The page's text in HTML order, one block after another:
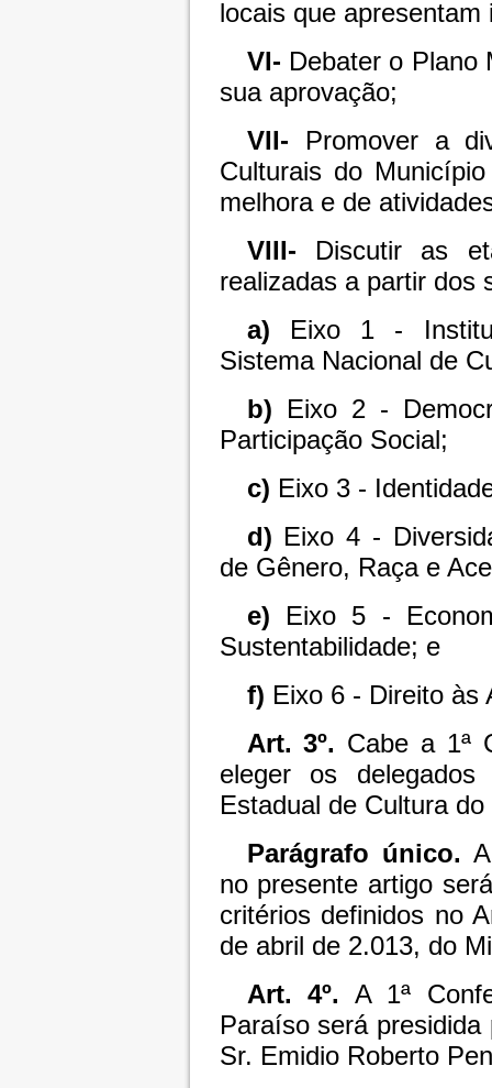
locais que
VI- Debater o Plano
sua aprovação;
VII- Promover a
Culturais do
melhora e de
VIII- Discutir as
realizadas a partir dos
a) Eixo 1 -
Sistema Nacional de
b) Eixo 2 -
Participação Social;
c) Eixo 3 -
d) Eixo 4 -
de Gênero, Raça e
e) Eixo 5 -
Sustentabilidade; e
f) Eixo 6 - Direito às
Art. 3º. Cabe a 1ª
eleger os
Estadual de Cultura
Parágrafo único.
no presente artigo
critérios definidos no
de abril de 2.013, do
Art. 4º. A 1ª
Paraíso será
Sr. Emidio Roberto